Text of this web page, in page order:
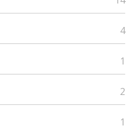
4
1
2
1